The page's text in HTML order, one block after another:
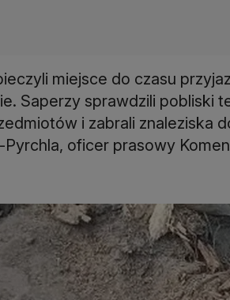
miejsce do czasu
Saperzy sprawdzili pobliski
i zabrali znaleziska
oficer prasowy